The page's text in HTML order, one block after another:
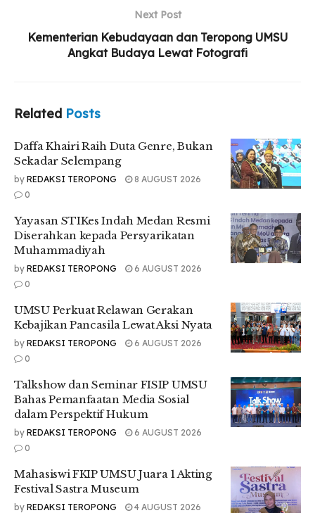
kepada Persyarikatan Muhammadiyah
UMSU Perkuat Relawan Gerakan Kebajikan
Pancasila Lewat Aksi Nyata
Sumatera Utara, maka generasi muda harus mampu
mewariskannya kepada generasi berikutnya. Salah satunya
dengan mengabadikannya melalui fotografi dan tulisan,”
ujarnya.
Ia menilai Indonesia sebagai negara yang memiliki
keberagaman suku, agama, dan kepercayaan
membutuhkan toleransi yang tinggi agar persatuan tetap
terjaga. Menurutnya, penghargaan terhadap budaya
menjadi jembatan penting dalam memperkuat kehidupan
masyarakat yang damai dan gotong royong.
“Kalau kita ingin Indonesia yang damai dan sejahtera, maka
toleransi harus dijaga. Penghargaan terhadap budaya
menjadi titik penting untuk menjembatani berbagai suku,
agama, dan kepercayaan di Indonesia,” katanya.
Selain itu, ia turut menekankan pentingnya generasi muda
memahami nilai-nilai Pancasila dan menerapkannya dalam
kehidupan sehari-hari. Menurutnya, budaya yang baik akan
membentuk masyarakat yang tertib, disiplin, dan saling
menghargai.
“Kalau suatu negara penduduknya berbudaya, maka akan
lahir budaya tertib, disiplin, dan jujur. Itu yang mengantarkan
sebuah negara menjadi maju,” tegasnya.
Next Post
Kementerian Kebudayaan dan Teropong UMSU
Angkat Budaya Lewat Fotografi
Related Posts
Daffa Khairi Raih Duta Genre, Bukan
Sekadar Selempang
by REDAKSI TEROPONG
8 AUGUST 2026
0
Yayasan STIKes Indah Medan Resmi
Diserahkan kepada Persyarikatan
Muhammadiyah
by REDAKSI TEROPONG
6 AUGUST 2026
0
UMSU Perkuat Relawan Gerakan
Kebajikan Pancasila Lewat Aksi Nyata
by REDAKSI TEROPONG
6 AUGUST 2026
0
Talkshow dan Seminar FISIP UMSU
Bahas Pemanfaatan Media Sosial
dalam Perspektif Hukum
by REDAKSI TEROPONG
6 AUGUST 2026
0
Mahasiswi FKIP UMSU Juara 1 Akting
Festival Sastra Museum
by REDAKSI TEROPONG 4 AUGUST 2026